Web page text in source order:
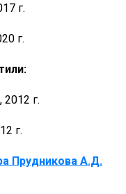
г.
г.
г.
г.
Прудникова А.Д.